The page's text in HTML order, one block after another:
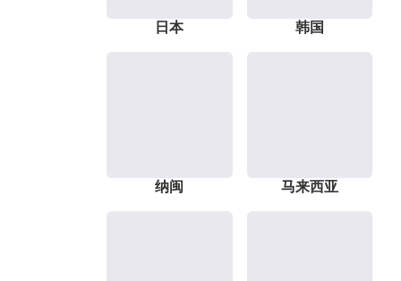
日本 韩国
纳闽 马来西亚